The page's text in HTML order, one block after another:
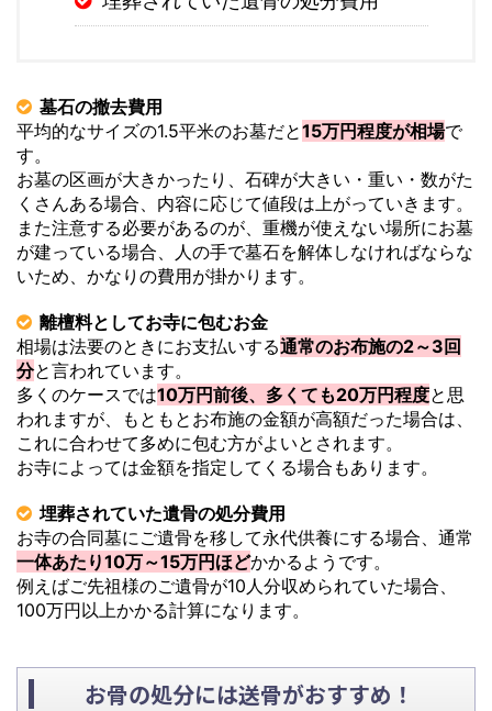
墓石の撤去費用
平均的なサイズの1.5平米のお墓だと15万円程度が相場で
す。
お墓の区画が大きかったり、石碑が大きい・重い・数がた
くさんある場合、内容に応じて値段は上がっていきます。
また注意する必要があるのが、重機が使えない場所にお墓
が建っている場合、人の手で墓石を解体しなければならな
いため、かなりの費用が掛かります。
離檀料としてお寺に包むお金
相場は法要のときにお支払いする通常のお布施の2～3回
分と言われています。
多くのケースでは10万円前後、多くても20万円程度と思
われますが、もともとお布施の金額が高額だった場合は、
これに合わせて多めに包む方がよいとされます。
お寺によっては金額を指定してくる場合もあります。
埋葬されていた遺骨の処分費用
お寺の合同墓にご遺骨を移して永代供養にする場合、通常
一体あたり10万～15万円ほどかかるようです。
例えばご先祖様のご遺骨が10人分収められていた場合、
100万円以上かかる計算になります。
お骨の処分には送骨がおすすめ！